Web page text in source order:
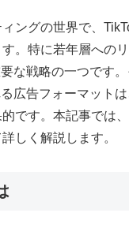
ングの世界で、
。特に若年層へのリ
な戦略の一つです。
広告フォーマット
です。本記事では
しく解説します。